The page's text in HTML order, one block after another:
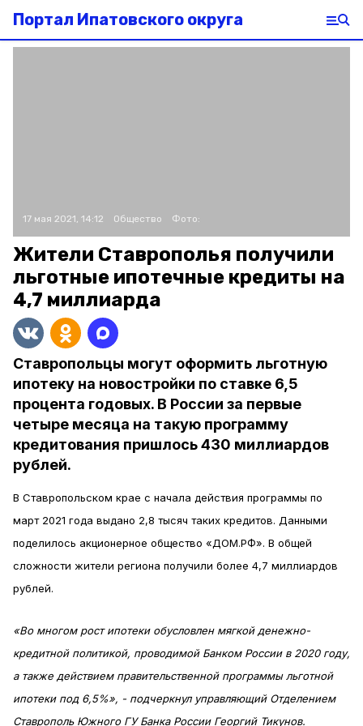
Портал Ипатовского округа
17 мая 2021, 14:12 Общество Фото:
Жители Ставрополья получили
льготные ипотечные кредиты на
4,7 миллиарда
Ставропольцы могут оформить льготную
ипотеку на новостройки по ставке 6,5
процента годовых. В России за первые
четыре месяца на такую программу
кредитования пришлось 430 миллиардов
рублей.
В Ставропольском крае с начала действия программы по
март 2021 года выдано 2,8 тысяч таких кредитов. Данными
поделилось акционерное общество «ДОМ.РФ». В общей
сложности жители региона получили более 4,7 миллиардов
рублей.
«Во многом рост ипотеки обусловлен мягкой денежно-
кредитной политикой, проводимой Банком России в 2020 году,
а также действием правительственной программы льготной
ипотеки под 6,5%», - подчеркнул управляющий Отделением
Ставрополь Южного ГУ Банка России Георгий Тикунов.